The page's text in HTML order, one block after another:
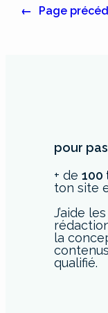
← Page
pour
+ de 100
ton site
J’aide les
la
qualifié.